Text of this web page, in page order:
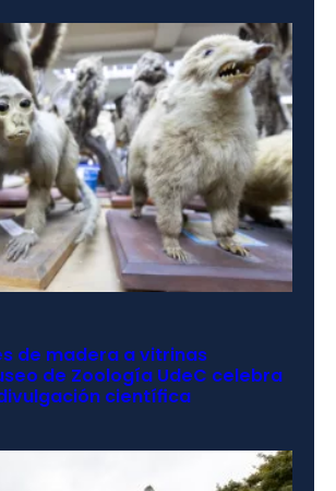
de madera a vitrinas
de Zoología UdeC celebra
científica